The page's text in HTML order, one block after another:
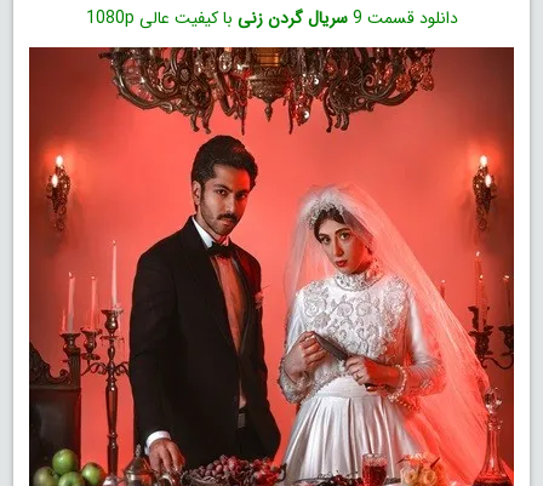
دانلود قسمت 9
سریال گردن زنی با کیفیت عالی 1080p